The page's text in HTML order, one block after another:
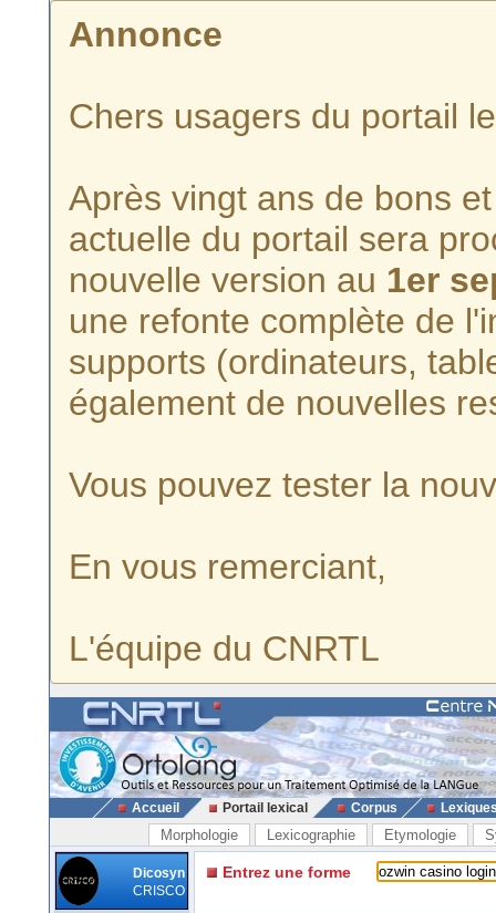
Annonce
Chers usagers du portail
Après vingt ans de bons
actuelle du portail sera
nouvelle version au 1er
une refonte complète de
supports (ordinateurs,
également de nouvelles
Vous pouvez tester la
En vous remerciant,
L'équipe du CNRTL
Accueil Portail lexical Corpus
Morphologie Lexicographie Etymologie
Dicosyn
CRISCO
Entrez une forme